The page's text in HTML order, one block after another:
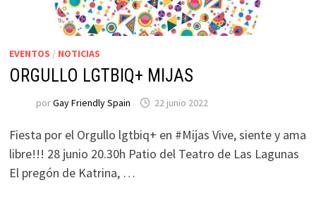
EVENTOS / NOTICIAS
ORGULLO LGTBIQ+ MIJAS
porGay Friendly Spain 22 junio 2022
Fiesta por el Orgullo lgtbiq+ en #Mijas Vive, siente y ama
libre!!! 28 junio 20.30h Patio del Teatro de Las Lagunas
El pregón de Katrina, …